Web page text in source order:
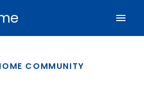
COMMUNITY